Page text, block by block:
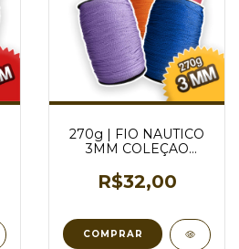
270g | FIO NAUTICO
3MM COLEÇAO
CORES
R$32,00
COMPRAR